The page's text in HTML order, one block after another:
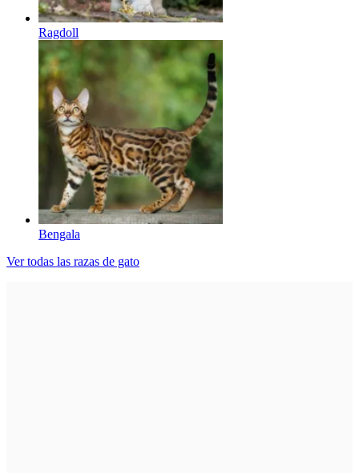
Ragdoll
Bengala
Ver todas las razas de gato